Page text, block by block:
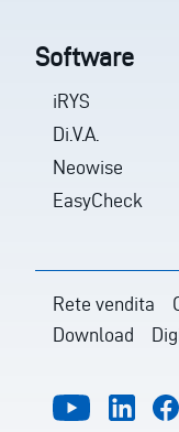
Software
iRYS
Di.V.A.
Neowise
EasyCheck
Rete vendita
Download